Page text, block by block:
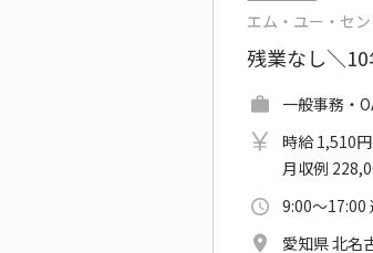
エム・ユー・セ
残業なし＼
一般事務・
時給 1,510
月収例
9:00～17:00
愛知県 北名